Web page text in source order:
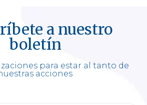
a nuestro
boletín
para estar al tanto de
acciones